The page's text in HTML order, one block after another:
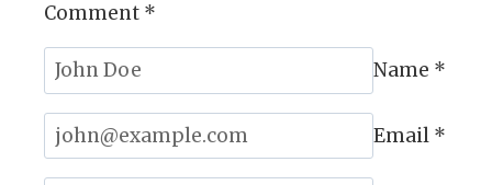
증
략
Comment *
Name *
Email *